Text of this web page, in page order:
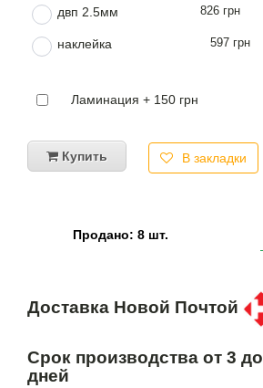
двп 2.5мм 826 грн
наклейка 597 грн
Ламинация + 150 грн
Купить В закладки
Продано: 8 шт.
Доставка Новой Почтой
Срок производства от 3
дней